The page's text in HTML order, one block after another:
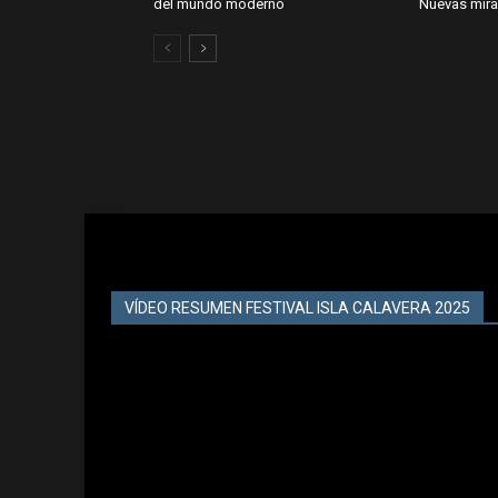
del mundo moderno
Nuevas
VÍDEO RESUMEN FESTIVAL ISLA CALAVERA 2025